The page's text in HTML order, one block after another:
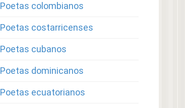
Poetas colombianos
Poetas costarricenses
Poetas cubanos
Poetas dominicanos
Poetas ecuatorianos